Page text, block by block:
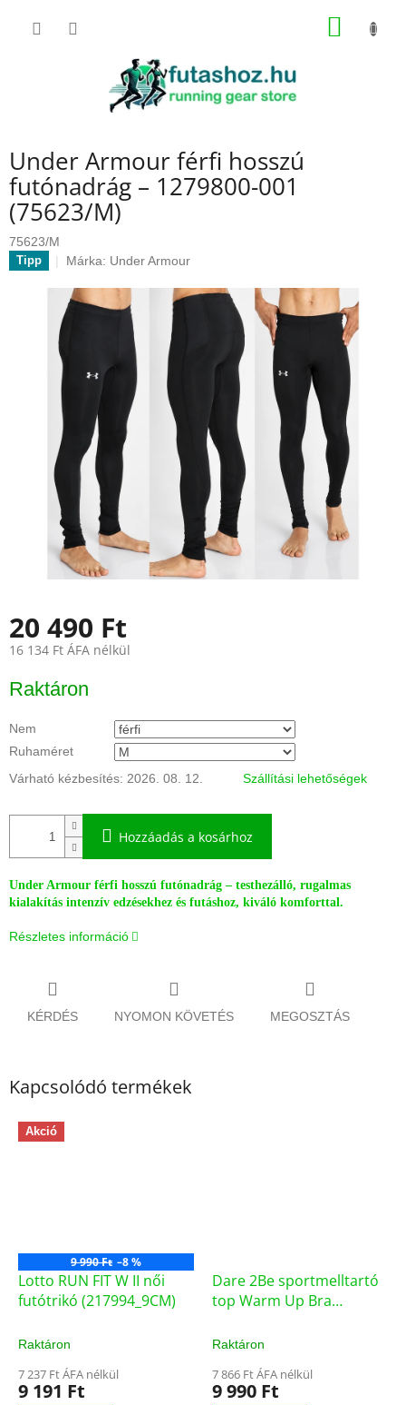
KOSÁR
Under Armour férfi hosszú
futónadrág – 1279800-001
(75623/M)
75623/M
Tipp Márka: Under Armour
20 490 Ft
16 134 Ft ÁFA nélkül
Raktáron
Nem
Ruhaméret
Várható kézbesítés: 2026. 08. 12. Szállítási lehetőségek
Hozzáadás a kosárhoz
Under Armour férfi hosszú futónadrág – testhezálló, rugalmas
kialakítás intenzív edzésekhez és futáshoz, kiváló komforttal.
Részletes információ
KÉRDÉS NYOMON KÖVETÉS MEGOSZTÁS
Kapcsolódó termékek
Akció
9 990 Ft –8 %
Lotto RUN FIT W II női
futótrikó (217994_9CM)
Raktáron
7 237 Ft ÁFA nélkül
9 191 Ft
Dare 2Be sportmelltartó
top Warm Up Bra
Raktáron
7 866 Ft ÁFA nélkül
9 990 Ft